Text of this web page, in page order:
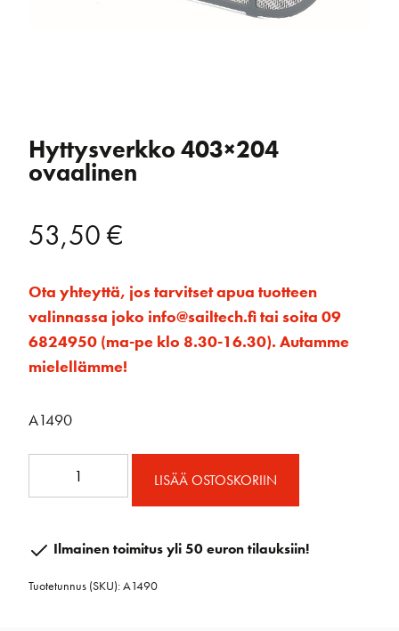
Hyttysverkko 403×204
ovaalinen
53,50€
Ota yhteyttä, jos tarvitset apua tuotteen
valinnassa joko info@sailtech.fi tai soita 09
6824950 (ma-pe klo 8.30-16.30). Autamme
mielellämme!
A1490
määrä
LISÄÄ OSTOSKORIIN
Ilmainen toimitus yli 50 euron tilauksiin!
Tuotetunnus (SKU):A1490